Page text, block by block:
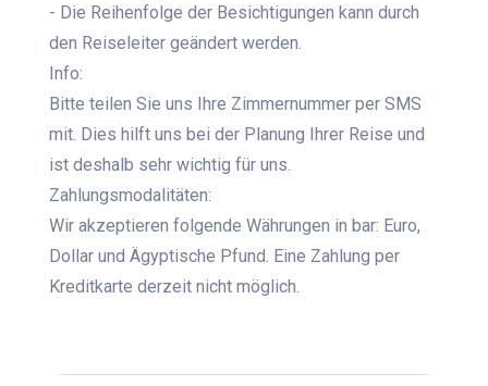
- Die Reihenfolge der Besichtigungen kann durch
den Reiseleiter geändert werden.
Info:
Bitte teilen Sie uns Ihre Zimmernummer per SMS
mit. Dies hilft uns bei der Planung Ihrer Reise und
ist deshalb sehr wichtig für uns.
Zahlungsmodalitäten:
Wir akzeptieren folgende Währungen in bar: Euro,
Dollar und Ägyptische Pfund. Eine Zahlung per
Kreditkarte derzeit nicht möglich.